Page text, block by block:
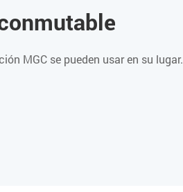
MGC se pueden usar en su lugar.